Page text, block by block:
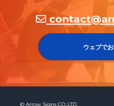
ウェブで
© Arrow Signs CO,.LTD.